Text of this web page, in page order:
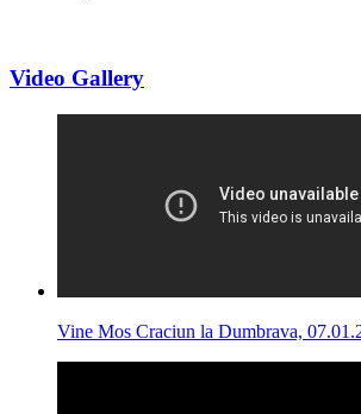
Video Gallery
Vine Mos Craciun la Dumbrava,